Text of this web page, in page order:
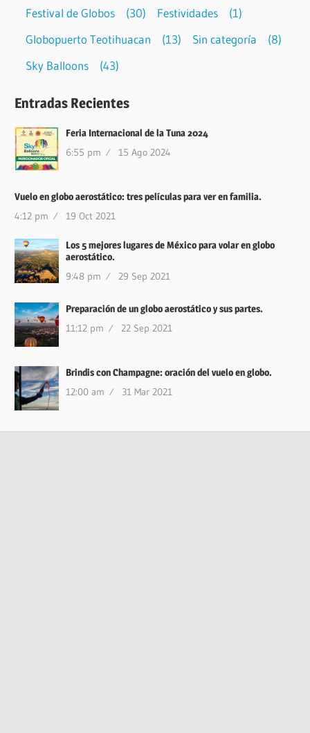
Festival de Globos (30) Festividades
(1)
Globopuerto Teotihuacan
(13) Sin categoría
(8)
Sky Balloons
(43)
Entradas Recientes
Feria Internacional de la Tuna 2024
6:55 pm 15 Ago 2024
Vuelo en globo aerostático: tres películas para ver en familia.
4:12 pm 19 Oct 2021
Los 5 mejores lugares de México para volar en globo
aerostático.
9:48 pm 29 Sep 2021
Preparación de un globo aerostático y sus partes.
11:12 pm 22 Sep 2021
Brindis con Champagne: oración del vuelo en globo.
12:00 am 31 Mar 2021